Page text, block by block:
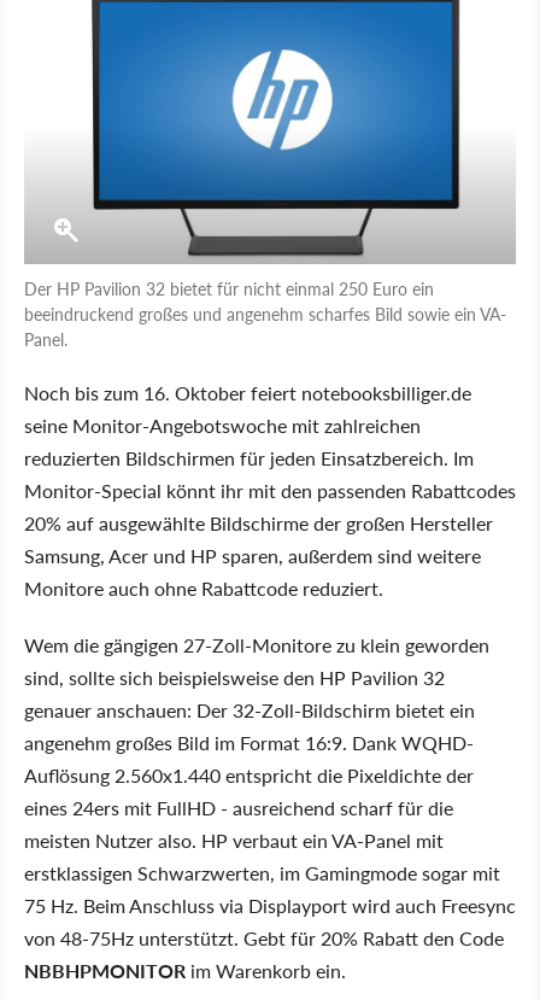
Der HP Pavilion 32 bietet für nicht einmal 250 Euro ein
beeindruckend großes und angenehm scharfes Bild sowie ein VA-
Panel.
Noch bis zum 16. Oktober feiert notebooksbilliger.de
seine Monitor-Angebotswoche mit zahlreichen
reduzierten Bildschirmen für jeden Einsatzbereich. Im
Monitor-Special könnt ihr mit den passenden Rabattcodes
20% auf ausgewählte Bildschirme der großen Hersteller
Samsung, Acer und HP sparen, außerdem sind weitere
Monitore auch ohne Rabattcode reduziert.
Wem die gängigen 27-Zoll-Monitore zu klein geworden
sind, sollte sich beispielsweise den HP Pavilion 32
genauer anschauen: Der 32-Zoll-Bildschirm bietet ein
angenehm großes Bild im Format 16:9. Dank WQHD-
Auflösung 2.560x1.440 entspricht die Pixeldichte der
eines 24ers mit FullHD - ausreichend scharf für die
meisten Nutzer also. HP verbaut ein VA-Panel mit
erstklassigen Schwarzwerten, im Gamingmode sogar mit
75 Hz. Beim Anschluss via Displayport wird auch Freesync
von 48-75Hz unterstützt. Gebt für 20% Rabatt den Code
NBBHPMONITOR im Warenkorb ein.